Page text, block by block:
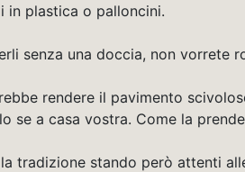
in plastica o palloncini.
senza una doccia, non vorrete
rendere il pavimento
a casa vostra. Come la
tradizione stando però attenti